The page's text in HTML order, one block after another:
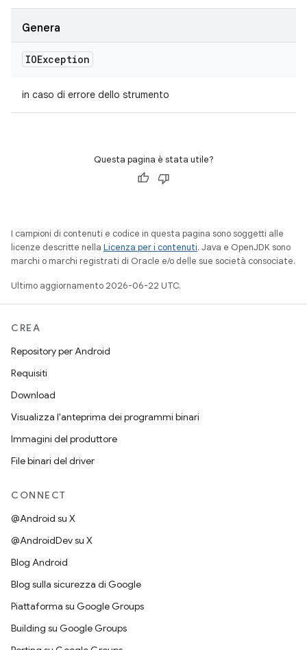
Genera
IOException
in caso di errore dello strumento
Questa pagina è stata utile?
I campioni di contenuti e codice in questa pagina sono soggetti alle
licenze descritte nella Licenza per i contenuti. Java e OpenJDK sono
marchi o marchi registrati di Oracle e/o delle sue società consociate.
Ultimo aggiornamento 2026-06-22 UTC.
CREA
Repository per Android
Requisiti
Download
Visualizza l'anteprima dei programmi binari
Immagini del produttore
File binari del driver
CONNECT
@Android su X
@AndroidDev su X
Blog Android
Blog sulla sicurezza di Google
Piattaforma su Google Groups
Building su Google Groups